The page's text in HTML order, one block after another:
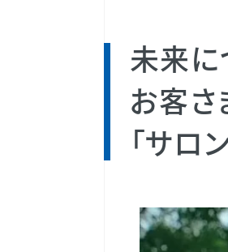
未来に
お客さ
「サロ